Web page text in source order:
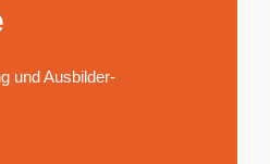
und Ausbilder-